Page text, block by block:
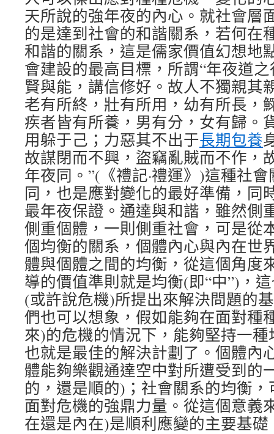
天所說的強年夜的內心。就社會層
的是達到社會的和諧關系，若何在
和諧的關系，這是儒家價值幻想地
會建設的最高目標，所謂“年夜道
賢與能，講信修好。故人不獨親其
老有所終，壯有所用，幼有所長，
疾者皆有所養，男有分，女有歸。
用躲于己；力惡其不出于長期包養
故謀閉而不興，盜竊亂賊而不作，
年夜同。”(《禮記·禮運》)這種社
同，也是應對變化的最好準備，同
最年夜保證。通達與和諧，雖然側
側重個體，一則側重社會，可是從
個均衡的關系，個體內心與內在世
體與個體之間的均衡，從這個角度
導的價值準則就是均衡(即“中”)，
(或許說危機)所提出來解決問題的
們也可以想象，假如能夠在面對種
來)的危機的情況下，能夠堅持一
也就是最佳的解決計劃了。個體內
體能夠樂觀通達空中對所遭受到的
的，還是順的)；社會關系的均衡
面對危機的強鼎力量。從這個意義
在還是內在)是順利應變的主要基礎